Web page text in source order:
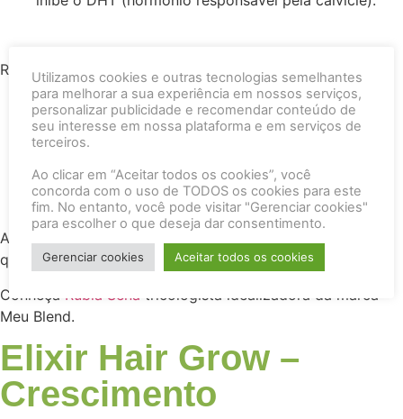
Registro Anvisa n. 25351.031630/2022-91
100% origem natural
Produto vegano
Acesse nosso
quem já usa o produto e ama!
Conheça Rubia Sena tricologista idealizadora da marca
Meu Blend.
Elixir Hair Grow –
Crescimento
Utilizamos cookies e outras tecnologias semelhantes
para melhorar a sua experiência em nossos serviços,
personalizar publicidade e recomendar conteúdo de
seu interesse em nossa plataforma e em serviços de
terceiros.
Ao clicar em “Aceitar todos os cookies”, você
concorda com o uso de TODOS os cookies para este
fim. No entanto, você pode visitar "Gerenciar cookies"
para escolher o que deseja dar consentimento.
Gerenciar cookies Aceitar todos os cookies